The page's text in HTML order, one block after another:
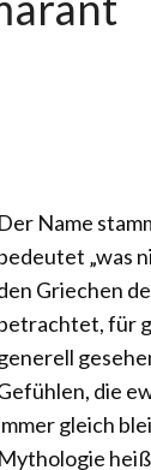
Der Name
„was
Griechen
für
die
gleich
Mythologie